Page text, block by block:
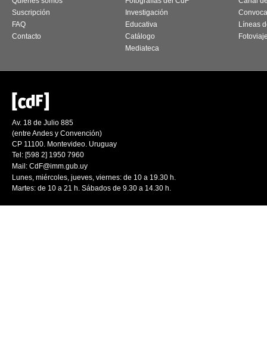
Suscripción
FAQ
Contacto
Investigación
Educativa
Catálogo
Mediateca
Líneas
Av. 18 de Julio 885
(entre Andes y Convención)
CP 11100. Montevideo. Uruguay
Tel: [598 2] 1950 7960
Mail: CdF@imm.gub.uy
Lunes, miércoles, jueves, viernes: de 10 a 19.30 h.
Martes: de 10 a 21 h. Sábados de 9.30 a 14.30 h.